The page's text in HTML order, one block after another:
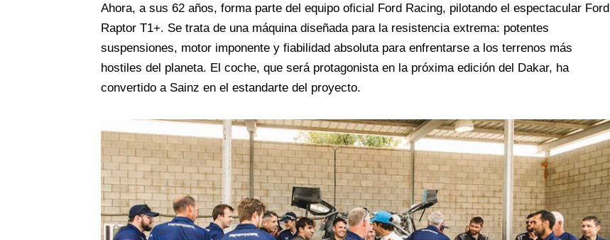
Ahora, a sus 62 años, forma parte del equipo oficial Ford Racing, pilotando el espectacular Ford
Raptor T1+. Se trata de una máquina diseñada para la resistencia extrema: potentes
suspensiones, motor imponente y fiabilidad absoluta para enfrentarse a los terrenos más
hostiles del planeta. El coche, que será protagonista en la próxima edición del Dakar, ha
convertido a Sainz en el estandarte del proyecto.